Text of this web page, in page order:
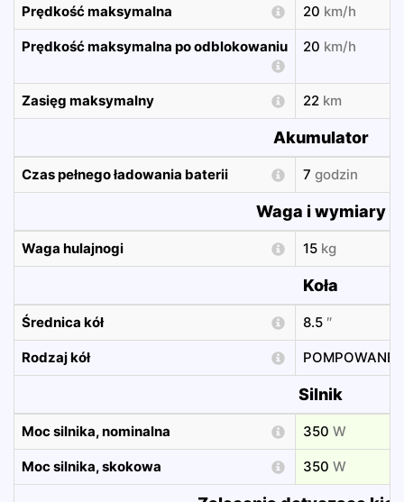
Prędkość maksymalna 20 km/h
Prędkość maksymalna po odblokowaniu 20 km/h
Zasięg maksymalny 22 km
Akumulator
Czas pełnego ładowania baterii 7 godzin
Waga i wymiary
Waga hulajnogi 15 kg
Koła
Średnica kół 8.5 ″
Rodzaj kół POMPOWANE
Silnik
Moc silnika, nominalna 350 W
Moc silnika, skokowa 350 W